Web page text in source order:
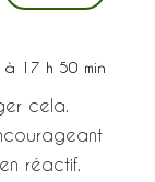
17 h 50 min
cela.
réactif.